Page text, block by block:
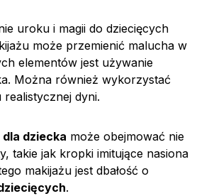
uroku i magii do dziecięcych
może przemienić malucha w
elementów jest używanie
Można również wykorzystać
dyni.
dziecka może obejmować nie
takie jak kropki imitujące nasiona
makijażu jest dbałość o
.